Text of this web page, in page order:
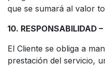
que se sumará al valor
10. RESPONSABILIDAD
El Cliente se obliga a
prestación del servicio,